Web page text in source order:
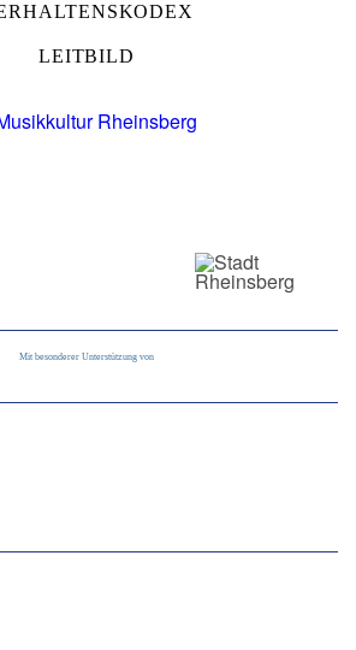
LEITBILD
Mit besonderer Unterstützung von